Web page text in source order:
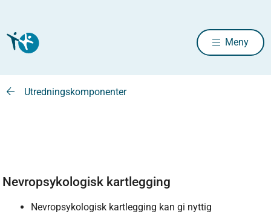
Meny
Utredningskomponenter
Nevropsykologisk kartlegging
Nevropsykologisk kartlegging kan gi nyttig